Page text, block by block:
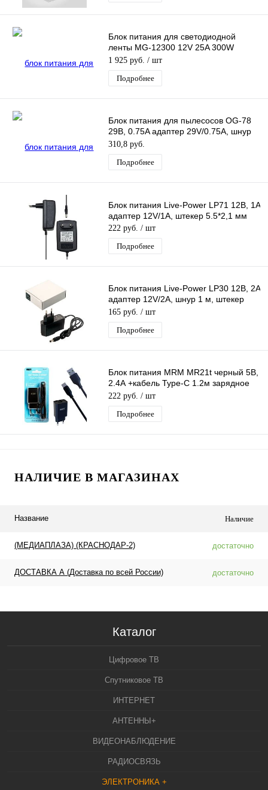
Блок питания для светодиодной
ленты MG-12300 12V 25A 300W
ультратонкий IP67
1 925 руб. / шт
Подробнее
Блок питания для пылесосов OG-78
29В, 0.75A адаптер 29V/0.75A, шнур
1,2 м, штекер 5.5*2,5 мм
310,8 руб.
Подробнее
Блок питания Live-Power LP71 12В, 1A
адаптер 12V/1A, штекер 5.5*2,1 мм
222 руб. / шт
Подробнее
Блок питания Live-Power LP30 12В, 2A
адаптер 12V/2A, шнур 1 м, штекер
5.5*2,5 мм
165 руб. / шт
Подробнее
Блок питания MRM MR21t черный 5В,
2.4А +кабель Type-C 1.2м зарядное
устройство с USB портом
222 руб. / шт
Подробнее
НАЛИЧИЕ В МАГАЗИНАХ
Название Наличие
(МЕДИАПЛАЗА) (КРАСНОДАР-2) достаточно
ДОСТАВКА А (Доставка по всей России) достаточно
Каталог
Цифровое ТВ
Спутниковое ТВ
ИНТЕРНЕТ
АНТЕННЫ+
ВИДЕОНАБЛЮДЕНИЕ
РАДИОСВЯЗЬ
ЭЛЕКТРОНИКА +